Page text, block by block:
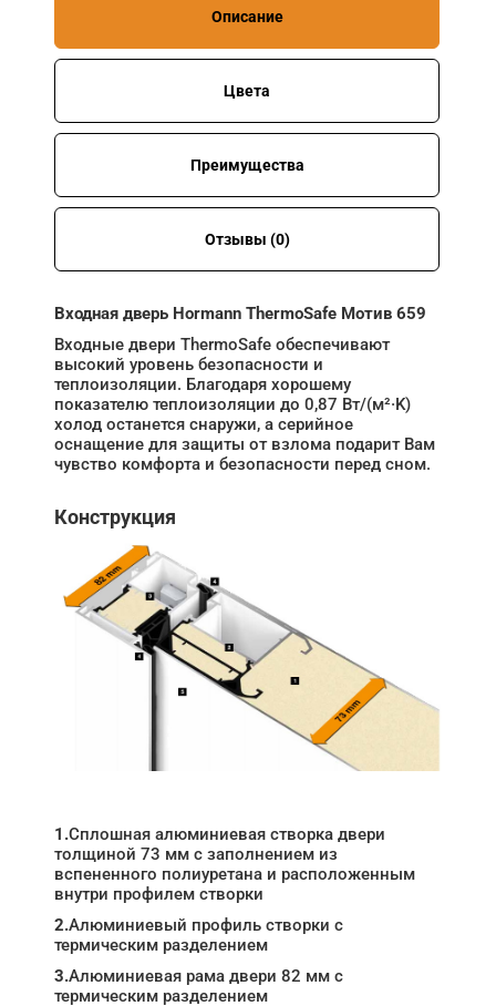
Описание
Цвета
Преимущества
Отзывы (0)
Входная дверь Hormann ThermoSafe Мотив 659
Входные двери ThermoSafe обеспечивают
высокий уровень безопасности и
теплоизоляции. Благодаря хорошему
показателю теплоизоляции до 0,87 Вт/(м²·K)
холод останется снаружи, а серийное
оснащение для защиты от взлома подарит Вам
чувство комфорта и безопасности перед сном.
Конструкция
1.Сплошная алюминиевая створка двери
толщиной 73 мм с заполнением из
вспененного полиуретана и расположенным
внутри профилем створки
2.Алюминиевый профиль створки с
термическим разделением
3.Алюминиевая рама двери 82 мм с
термическим разделением